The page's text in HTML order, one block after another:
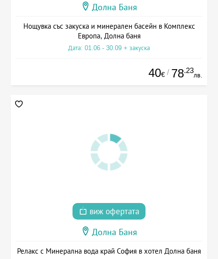
Долна Баня
Нощувка със закуска и минерален басейн в Комплекс
Европа, Долна баня
Дата: 01.06 - 30.09 + закуска
40€ / 78.23
лв.
виж офертата
Долна Баня
Релакс с Минерална вода край София в хотел Долна баня